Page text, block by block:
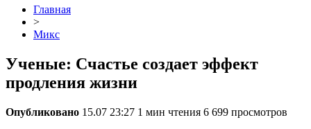
Главная
>
Микс
Ученые: Счастье создает эффект
продления жизни
Опубликовано 15.07 23:27 1 мин чтения 6 699 просмотров